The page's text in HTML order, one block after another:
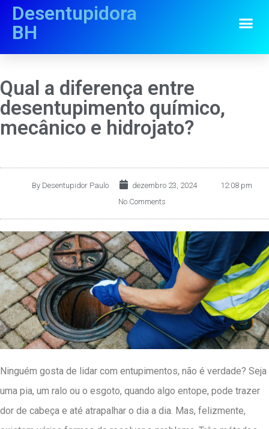
Desentupidora
BH
Qual a diferença entre
desentupimento químico,
mecânico e hidrojato?
ByDesentupidor Paulo dezembro 23, 2024
12:08 pm
No Comments
Ninguém gosta de lidar com entupimentos, não é verdade? Seja
uma pia, um ralo ou o esgoto, quando algo entope, pode trazer
dor de cabeça e até atrapalhar o dia a dia. Mas, felizmente,